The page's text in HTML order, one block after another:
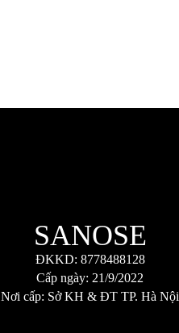
SANOSE
ĐKKD: 8778488128
Cấp ngày: 21/9/2022
Nơi cấp: Sở KH & ĐT TP. Hà Nội